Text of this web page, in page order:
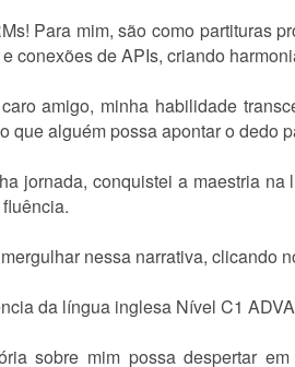
Para mim, são como partituras
conexões de APIs, criando
amigo, minha habilidade
que alguém possa apontar o dedo
jornada, conquistei a maestria
nessa narrativa, clicando
da língua inglesa Nível C1
sobre mim possa despertar